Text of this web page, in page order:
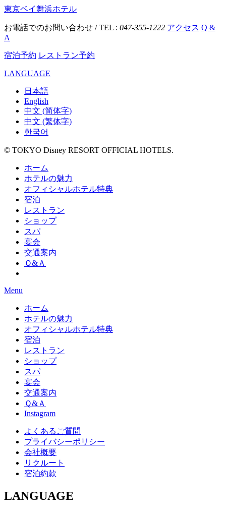
東京ベイ舞浜ホテル
お電話でのお問い合わせ / TEL : 047-355-1222 アクセス Q &
A
宿泊予約 レストラン予約
LANGUAGE
日本語
English
中文 (简体字)
中文 (繁体字)
한국어
© TOKYO Disney RESORT OFFICIAL HOTELS.
ホーム
ホテルの魅力
オフィシャルホテル特典
宿泊
レストラン
ショップ
スパ
宴会
交通案内
Ｑ&Ａ
Menu
ホーム
ホテルの魅力
オフィシャルホテル特典
宿泊
レストラン
ショップ
スパ
宴会
交通案内
Ｑ&Ａ
Instagram
よくあるご質問
プライバシーポリシー
会社概要
リクルート
宿泊約款
LANGUAGE